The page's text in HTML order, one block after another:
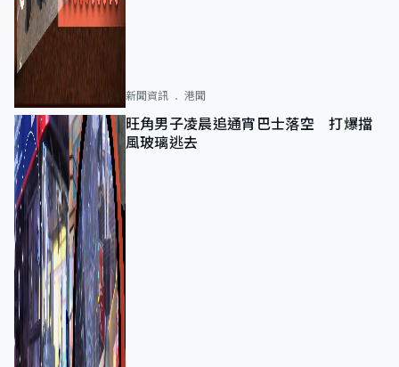
新聞資訊 港聞
旺角男子凌晨追通宵巴士落空 打爆擋
風玻璃逃去